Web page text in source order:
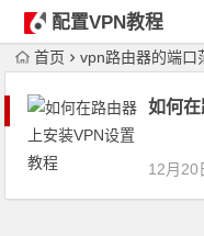
配置VPN教程
首页 vpn路由器的端口
如何
12月20